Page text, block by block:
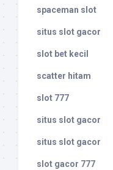
spaceman slot
situs slot gacor
slot bet kecil
scatter hitam
slot 777
situs slot gacor
situs slot gacor
slot gacor 777